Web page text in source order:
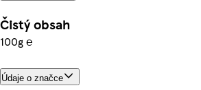
Čistý obsah
100g ℮
Údaje o značce